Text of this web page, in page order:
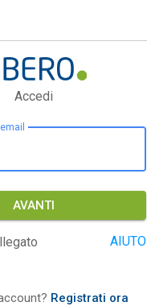
Accedi
AVANTI
AIUTO
Registrati ora